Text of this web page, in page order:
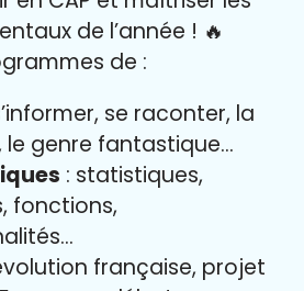
de l’année ! 🔥
de :
se raconter, la
le genre fantastique…
: statistiques,
fonctions,
française, projet